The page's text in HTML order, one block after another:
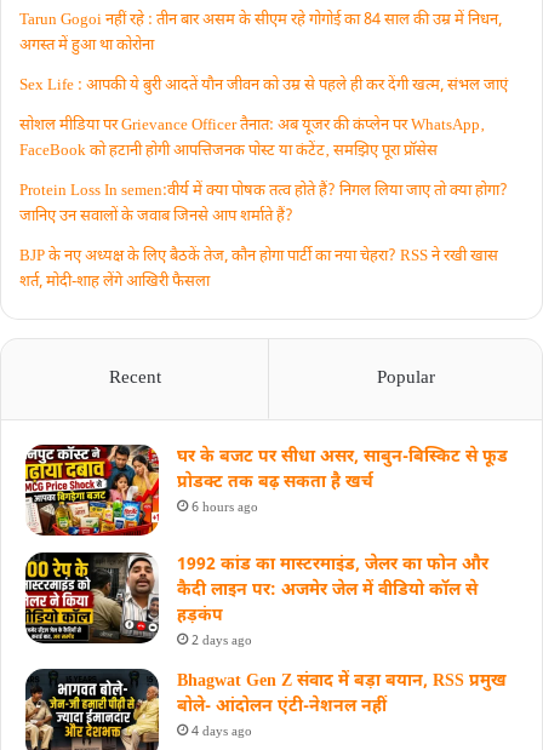
Tarun Gogoi नहीं रहे : तीन बार असम के सीएम रहे गोगोई का 84 साल की उम्र में निधन,
अगस्त में हुआ था कोरोना
Sex Life : आपकी ये बुरी आदतें याैन जीवन को उम्र से पहले ही कर देंगी खत्म, संभल जाएं
सोशल मीडिया पर Grievance Officer तैनात: अब यूजर की कंप्लेन पर WhatsApp‚
FaceBook को हटानी होगी आपत्तिजनक पोस्ट या कंटेंट‚ समझिए पूरा प्रॉसेस
Protein Loss In semen:वीर्य में क्या पोषक तत्व होते हैं? निगल लिया जाए तो क्या होगा?
जानिए उन सवालों के जवाब जिनसे आप शर्माते हैं?
BJP के नए अध्यक्ष के लिए बैठकें तेज, कौन होगा पार्टी का नया चेहरा? RSS ने रखी खास
शर्त, मोदी-शाह लेंगे आखिरी फैसला
Recent Popular
घर के बजट पर सीधा असर, साबुन-बिस्किट से फूड
प्रोडक्ट तक बढ़ सकता है खर्च
6 hours ago
1992 कांड का मास्टरमाइंड, जेलर का फोन और
कैदी लाइन पर: अजमेर जेल में वीडियो कॉल से
हड़कंप
2 days ago
Bhagwat Gen Z संवाद में बड़ा बयान, RSS प्रमुख
बोले- आंदोलन एंटी-नेशनल नहीं
4 days ago